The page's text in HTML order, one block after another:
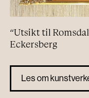
“Utsikt til
Eckersberg
Les om